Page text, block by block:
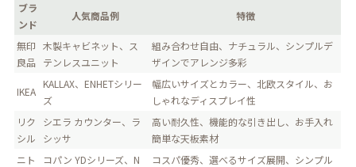
ブラ
ンド
人気商品例 特徴
無印
良品
木製キャビネット、ス
テンレスユニット
組み合わせ自由、ナチュラル、シンプルデ
ザインでアレンジ多彩
IKEA
KALLAX、ENHETシリー
ズ
幅広いサイズとカラー、北欧スタイル、お
しゃれなディスプレイ性
リク
シル
シエラ カウンター、ラ
シッサ
高い耐久性、機能的な引き出し、お手入れ
簡単な天板素材
ニト
コパン YDシリーズ、N
コスパ優秀、選べるサイズ展開、シンプル